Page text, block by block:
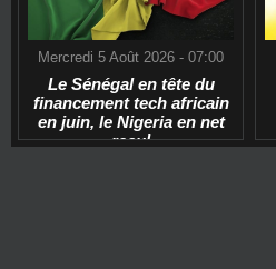
Mercredi 5 Août 2026 - 07:00
Le Sénégal en tête du
financement tech africain
en juin, le Nigeria en net
recul